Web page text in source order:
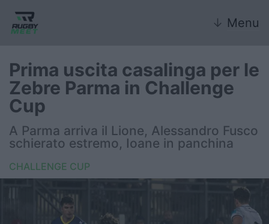
↓ Menu
Nazionale
Nazionali giovanili
FIR
Internazionale
Prima uscita casalinga per le
Zebre Parma in Challenge
Cup
A Parma arriva il Lione, Alessandro Fusco
schierato estremo, Ioane in panchina
CHALLENGE CUP